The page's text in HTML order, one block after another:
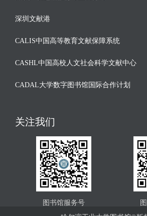
深圳文献港
CALIS中国高等教育文献保障系统
CASHL中国高校人文社会科学文献中心
CADAL大学数字图书馆国际合作计划
关注我们
图书馆服务号